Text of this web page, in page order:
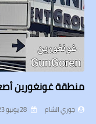
منطقة غونغورين
جوري الشام